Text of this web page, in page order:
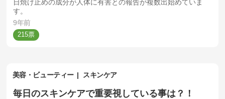
日焼け止めの成分が人体に有害との報告が複数出始めていま
す。
9年前
215
美容・ビューティー スキンケア
毎日のスキンケアで重要視している事は？！